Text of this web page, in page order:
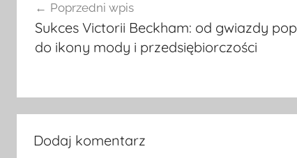
wpisuPoprzedni wpis
Sukces Victorii Beckham: od gwiazdy pop
do ikony mody i przedsiębiorczości
Dodaj komentarz